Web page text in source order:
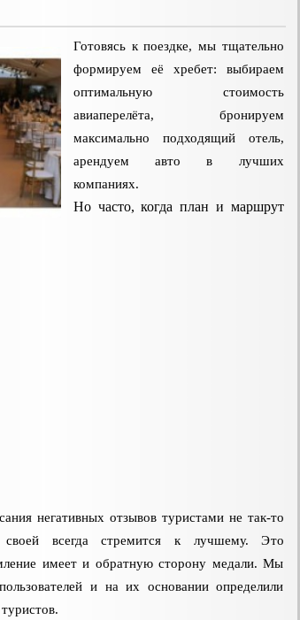
Готовясь к поездке, мы тщательно
формируем её хребет: выбираем
оптимальную стоимость
авиаперелёта, бронируем
максимально подходящий отель,
арендуем авто в лучших
компаниях.
Но часто, когда план и маршрут
негативных отзывов туристами не так-то
всегда стремится к лучшему. Это
имеет и обратную сторону медали. Мы
и на их основании определили